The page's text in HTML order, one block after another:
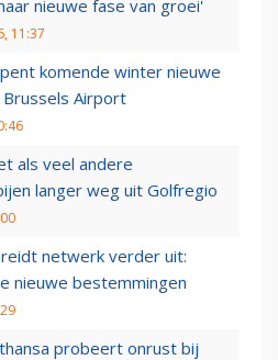
nieuwe fase van groei'
11:37
komende winter nieuwe
Airport
als veel andere
langer weg uit Golfregio
netwerk verder uit:
nieuwe bestemmingen
probeert onrust bij